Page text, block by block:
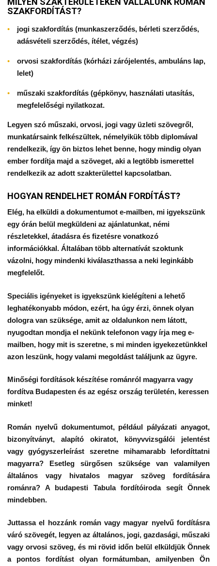
SZAKFORDÍTÁST?
jogi szakfordítás (munkaszerződés, bérleti szerződés,
adásvételi szerződés, ítélet, végzés)
orvosi szakfordítás (kórházi zárójelentés, ambuláns lap,
lelet)
műszaki szakfordítás (gépkönyv, használati utasítás,
megfelelőségi nyilatkozat.
Legyen szó műszaki, orvosi, jogi vagy üzleti szövegről,
munkatársaink felkészültek, némelyikük több diplomával
rendelkezik, így ön biztos lehet benne, hogy mindig olyan
ember fordítja majd a szöveget, aki a legtöbb ismerettel
rendelkezik az adott szakterülettel kapcsolatban.
HOGYAN RENDELHET ROMÁN FORDÍTÁST?
Elég, ha elküldi a dokumentumot e-mailben, mi igyekszünk
egy órán belül megküldeni az ajánlatunkat, némi
részletekkel, átadásra és fizetésre vonatkozó
információkkal. Általában több alternatívát szoktunk
vázolni, hogy mindenki kiválaszthassa a neki leginkább
megfelelőt.
Speciális igényeket is igyekszünk kielégíteni a lehető
leghatékonyabb módon, ezért, ha úgy érzi, önnek olyan
dologra van szüksége, amit az oldalunkon nem látott,
nyugodtan mondja el nekünk telefonon vagy írja meg e-
mailben, hogy mit is szeretne, s mi minden igyekezetünkkel
azon leszünk, hogy valami megoldást találjunk az ügyre.
Minőségi fordítások készítése románról magyarravagy
fordítva Budapesten és az egész ország területén, keressen
minket!
Román nyelvű dokumentumot, például pályázati anyagot,
bizonyítványt, alapító okiratot, könyvvizsgálói jelentést
vagy gyógyszerleírást szeretne mihamarabb lefordíttatni
magyarra? Esetleg sürgősen szüksége van valamilyen
általános vagy hivatalos magyar szöveg fordítására
románra? A budapesti Tabula fordítóiroda segít Önnek
mindebben.
Juttassa el hozzánk román vagy magyar nyelvű fordításra
váró szövegét, legyen az általános, jogi, gazdasági, műszaki
vagy orvosi szöveg, és mi rövid időn belül elküldjük Önnek
a pontos fordítást olyan formátumban, amilyenben Ön